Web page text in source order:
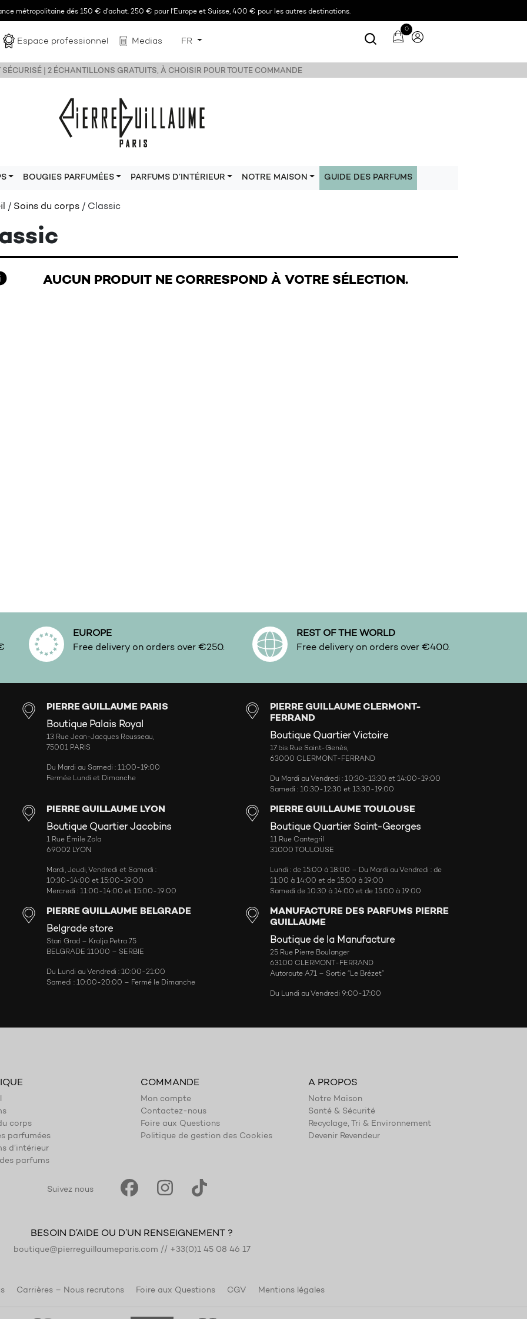
métropolitaine dés 150 € d'achat. 250 € pour l'Europe et Suisse, 400 € pour les autres destinations.
Espace professionnel Medias FR
0
SÉCURISÉ | 2 ÉCHANTILLONS GRATUITS, À CHOISIR POUR TOUTE COMMANDE
BOUGIES PARFUMÉES PARFUMS D’INTÉRIEUR NOTRE MAISON GUIDE DES PARFUMS
/ Soins du corps / Classic
AUCUN PRODUIT NE CORRESPOND À VOTRE SÉLECTION.
EUROPE
Free delivery on orders over €250.
REST OF THE WORLD
Free delivery on orders over €400.
PIERRE GUILLAUME PARIS
Boutique Palais Royal
13 Rue Jean-Jacques Rousseau,
75001 PARIS
Du Mardi au Samedi : 11:00-19:00
Fermée Lundi et Dimanche
PIERRE GUILLAUME CLERMONT-
FERRAND
Boutique Quartier Victoire
17 bis Rue Saint-Genès,
63000 CLERMONT-FERRAND
Du Mardi au Vendredi : 10:30-13:30 et 14:00-19:00
Samedi : 10:30-12:30 et 13:30-19:00
PIERRE GUILLAUME LYON
Boutique Quartier Jacobins
1 Rue Émile Zola
69002 LYON
Mardi, Jeudi, Vendredi et Samedi :
10:30-14:00 et 15:00-19:00
Mercredi : 11:00-14:00 et 15:00-19:00
PIERRE GUILLAUME TOULOUSE
Boutique Quartier Saint-Georges
11 Rue Cantegril
31000 TOULOUSE
Lundi : de 15:00 à 18:00 – Du Mardi au Vendredi : de
11:00 à 14:00 et de 15:00 à 19:00
Samedi de 10:30 à 14:00 et de 15:00 à 19:00
PIERRE GUILLAUME BELGRADE
Belgrade store
Stari Grad – Kralja Petra 75
BELGRADE 11000 – SERBIE
Du Lundi au Vendredi : 10:00-21:00
Samedi : 10:00-20:00 – Fermé le Dimanche
MANUFACTURE DES PARFUMS PIERRE
GUILLAUME
Boutique de la Manufacture
25 Rue Pierre Boulanger
63100 CLERMONT-FERRAND
Autoroute A71 – Sortie “Le Brézet”
Du Lundi au Vendredi 9:00-17:00
corps
parfumées
d’intérieur
parfums
COMMANDE
Mon compte
Contactez-nous
Foire aux Questions
Politique de gestion des Cookies
A PROPOS
Notre Maison
Santé & Sécurité
Recyclage, Tri & Environnement
Devenir Revendeur
Suivez nous
BESOIN D’AIDE OU D’UN RENSEIGNEMENT ?
boutique@pierreguillaumeparis.com // +33(0)1 45 08 46 17
Carrières – Nous recrutons Foire aux Questions CGV Mentions légales